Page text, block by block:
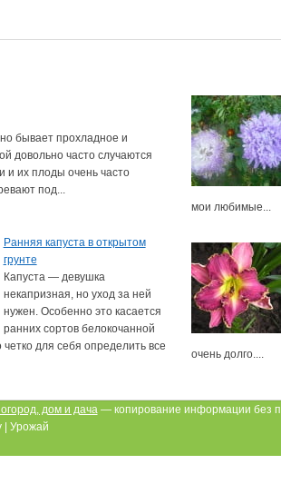
бывает прохладное и
довольно часто случаются
и их плоды очень часто
под...
мои любимые...
Ранняя капуста в открытом
грунте
Капуста — девушка
некапризная, но уход за ней
нужен. Особенно это касается
ранних сортов белокочанной
четко для себя определить все
очень долго....
дом и дача — копирование информации без
| Урожай